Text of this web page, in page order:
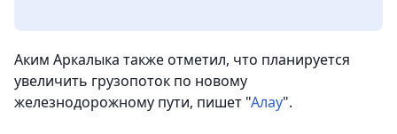
Аким Аркалыка также отметил, что планируется
увеличить грузопоток по новому
железнодорожному пути, пишет "Алау".